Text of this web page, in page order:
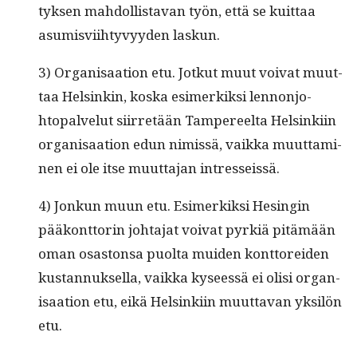
tyk­sen mah­dol­lis­ta­van työn, että se kuit­taa
asum­isvi­ihtyvyy­den laskun.
3) Organ­isaa­tion etu. Jotkut muut voivat muut­
taa Helsinkin, kos­ka esimerkik­si lennon­jo­
htopalve­lut siir­retään Tam­pereelta Helsinki­in
organ­isaa­tion edun nimis­sä, vaik­ka muut­ta­mi­
nen ei ole itse muut­ta­jan intresseissä.
4) Jonkun muun etu. Esimerkik­si Hesin­gin
pääkont­torin johta­jat voivat pyrk­iä pitämään
oman osas­ton­sa puol­ta muiden kont­tor­ei­den
kus­tan­nuk­sel­la, vaik­ka kyseessä ei olisi organ­
isaa­tion etu, eikä Helsinki­in muut­ta­van yksilön
etu.